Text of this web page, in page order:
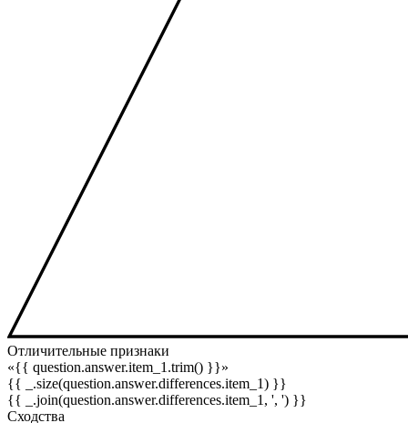
Отличительные признаки
«{{ question.answer.item_1.trim() }}»
{{ _.size(question.answer.differences.item_1) }}
{{ _.join(question.answer.differences.item_1, ', ') }}
Сходства